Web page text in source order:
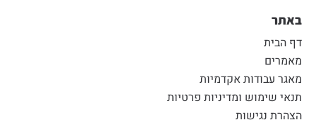
באתר
דף הבית
מאמרים
מאגר עבודות אקדמיות
תנאי שימוש ומדיניות פרטיות
הצהרת נגישות